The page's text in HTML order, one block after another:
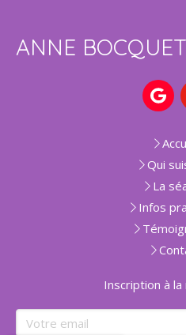
ANNE BOCQUET
Qui
La
Infos
Inscription à
Votre email